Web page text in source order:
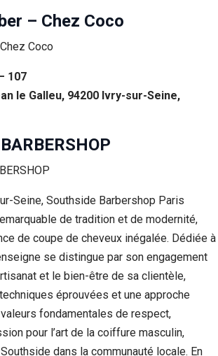
– Chez Coco
107
le Galleu, 94200 Ivry-sur-Seine,
Seine, Southside Barbershop Paris
de tradition et de modernité,
de coupe de cheveux inégalée. Dédiée à
se distingue par son engagement
et le bien-être de sa clientèle,
éprouvées et une approche
fondamentales de respect,
pour l’art de la coiffure masculin,
dans la communauté locale. En